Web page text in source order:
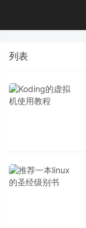
列表